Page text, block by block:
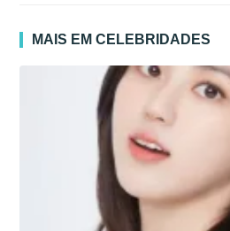
MAIS EM CELEBRIDADES